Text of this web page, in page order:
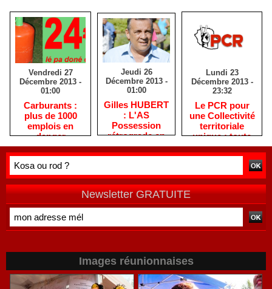
Vendredi 27
Décembre 2013 -
01:00
Carburants :
plus de 1000
emplois en
danger
Jeudi 26
Décembre 2013 -
01:00
Gilles HUBERT
: L'AS
Possession
rétrograde en
deuxième
division
Lundi 23
Décembre 2013 -
23:32
Le PCR pour
une Collectivité
territoriale
unique : toute
autre prise de
position ne peut
qu'individuelle
Newsletter GRATUITE
Images réunionnaises